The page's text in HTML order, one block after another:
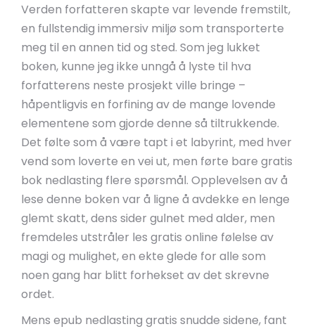
Verden forfatteren skapte var levende fremstilt,
en fullstendig immersiv miljø som transporterte
meg til en annen tid og sted. Som jeg lukket
boken, kunne jeg ikke unngå å lyste til hva
forfatterens neste prosjekt ville bringe –
håpentligvis en forfining av de mange lovende
elementene som gjorde denne så tiltrukkende.
Det følte som å være tapt i et labyrint, med hver
vend som loverte en vei ut, men førte bare gratis
bok nedlasting flere spørsmål. Opplevelsen av å
lese denne boken var å ligne å avdekke en lenge
glemt skatt, dens sider gulnet med alder, men
fremdeles utstråler les gratis online følelse av
magi og mulighet, en ekte glede for alle som
noen gang har blitt forhekset av det skrevne
ordet.
Mens epub nedlasting gratis snudde sidene, fant